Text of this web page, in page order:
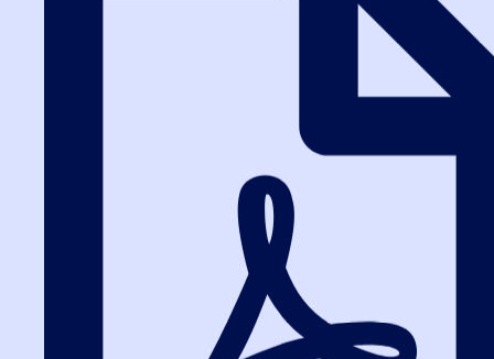
Маркетплейсы для школ и
Госуслугах: новые правила
для поставщиков по 44-ФЗ
За последнюю неделю в сфере госзакупок
Тендер